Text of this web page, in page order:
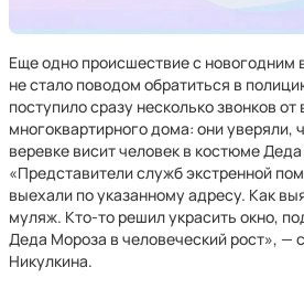
Еще одно происшествие с новогодним
не стало поводом обратиться в
поступило сразу несколько звонков
многоквартирного дома: они уверяли,
веревке висит человек в костюме
«Представители служб экстренной
выехали по указанному адресу. Как
муляж. Кто-то решил украсить окно,
Деда Мороза в человеческий рост», —
Никулкина.